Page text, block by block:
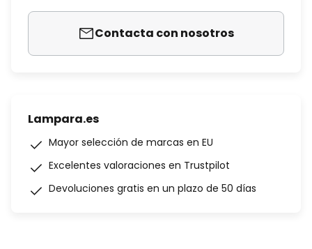
Contacta con nosotros
Lampara.es
Mayor selección de marcas en EU
Excelentes valoraciones en Trustpilot
Devoluciones gratis en un plazo de 50 días